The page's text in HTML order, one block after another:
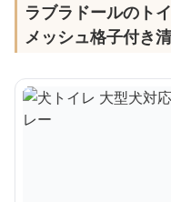
ラブラドールのト
メッシュ格子付き